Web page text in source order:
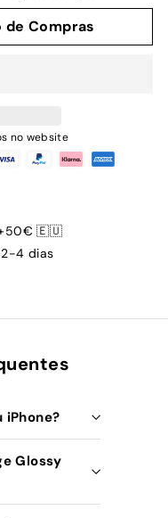
Compras
no website
+50€ 🇪🇺
2-4 dias
iPhone?
Glossy